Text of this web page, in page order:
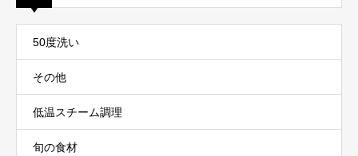
50度洗い
その他
低温スチーム調理
旬の食材